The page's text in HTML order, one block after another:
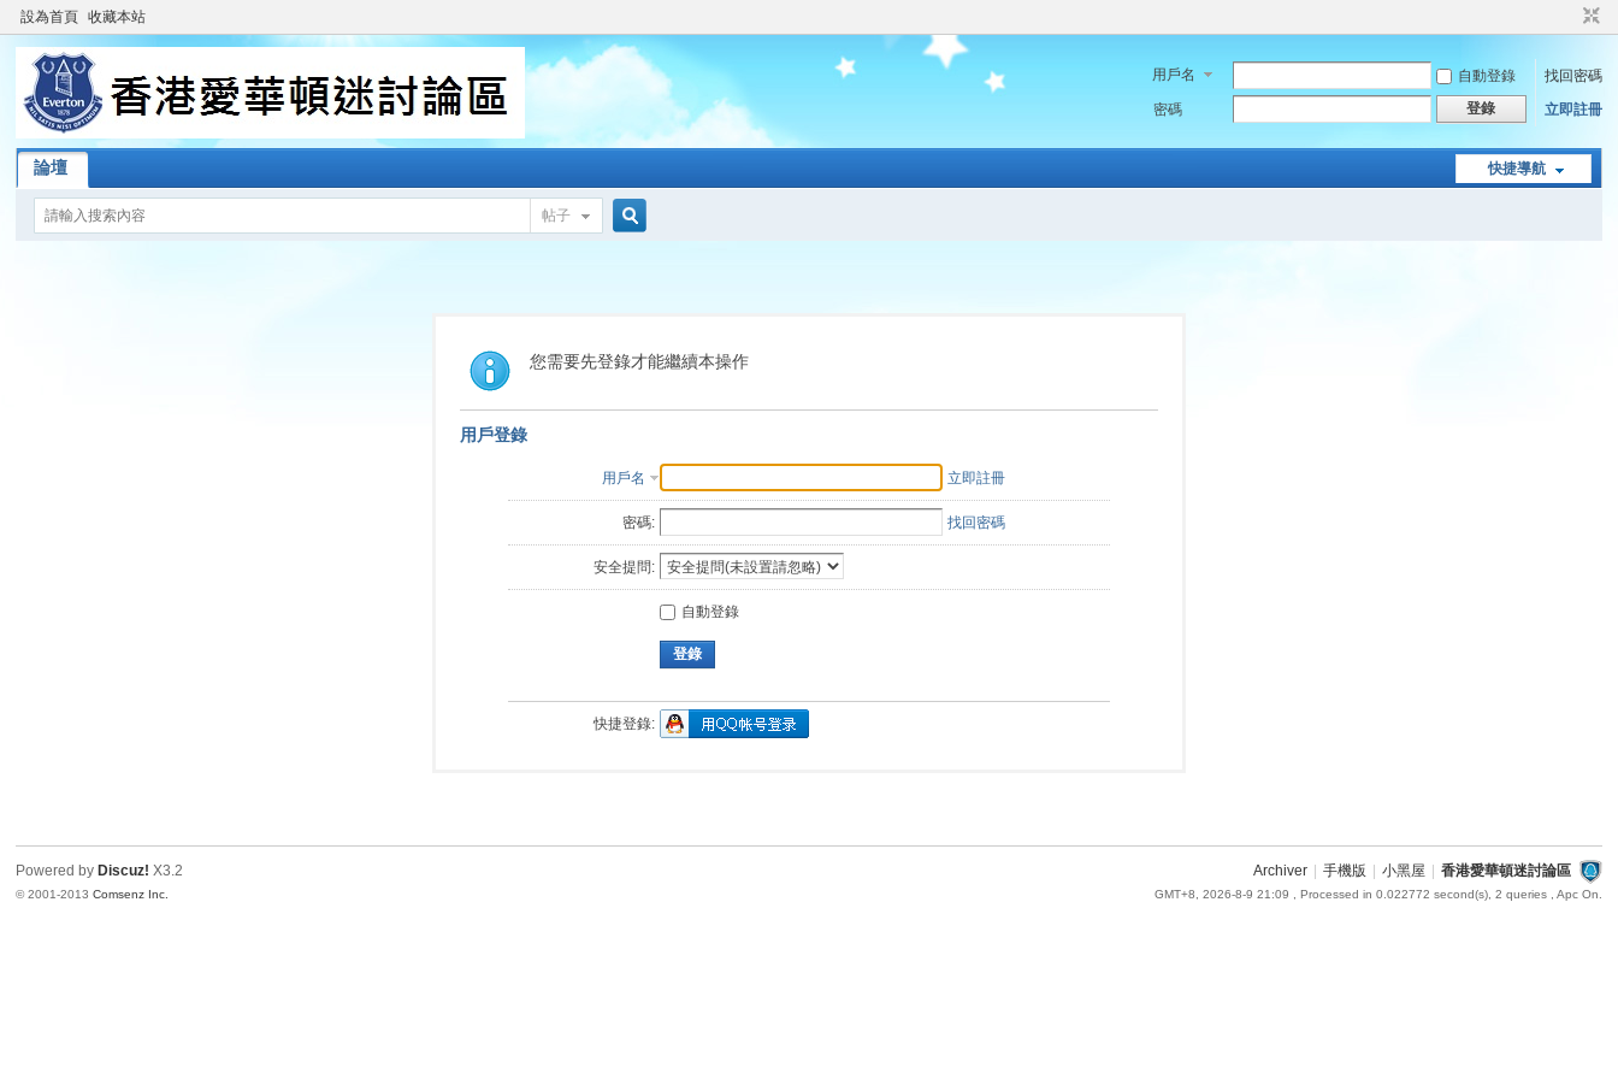
設為首頁 收藏本站
用戶名 自動登錄
找回密碼
密碼
登錄 立即註冊
快捷導航
論壇
帖子
索
您需要先登錄才能繼續本操作
用戶登錄
用戶名 立即註冊
密碼: 找回密碼
安全提問:
自動登錄
登錄
快捷登錄:
Archiver 手機版 小黑屋 香港愛華頓迷討論區
GMT+8, 2026-8-9 21:09 , Processed in 0.022772 second(s), 2 queries , Apc On.
Powered by Discuz! X3.2
© 2001-2013Comsenz Inc.